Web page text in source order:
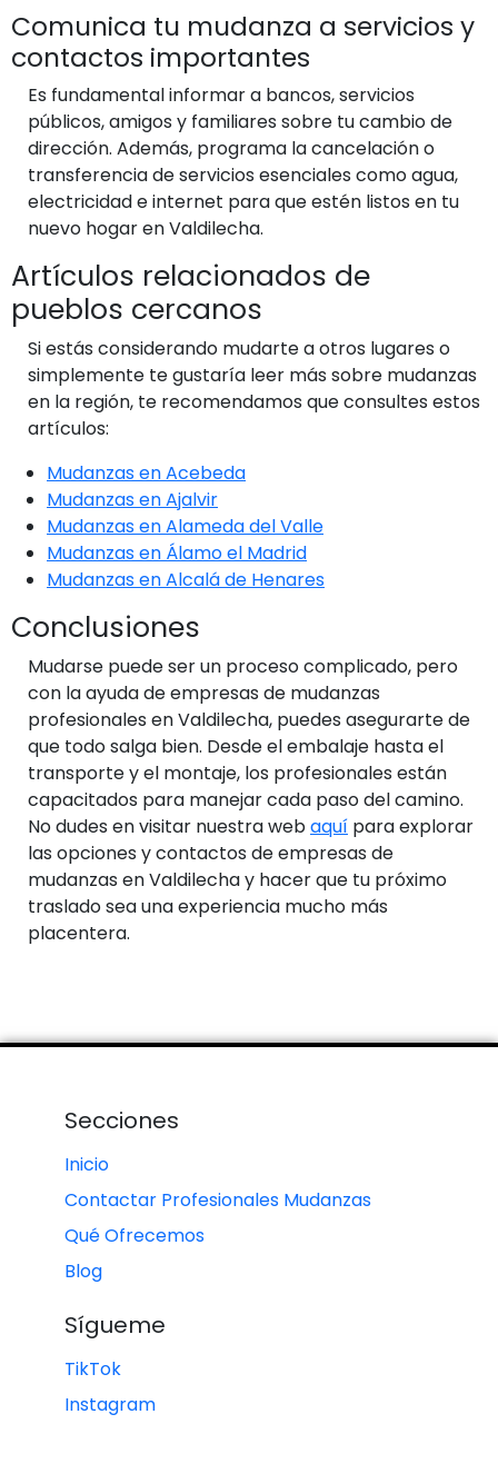
Comunica tu mudanza a servicios y
contactos importantes
Es fundamental informar a bancos, servicios
públicos, amigos y familiares sobre tu cambio de
dirección. Además, programa la cancelación o
transferencia de servicios esenciales como agua,
electricidad e internet para que estén listos en tu
nuevo hogar en Valdilecha.
Artículos relacionados de
pueblos cercanos
Si estás considerando mudarte a otros lugares o
simplemente te gustaría leer más sobre mudanzas
en la región, te recomendamos que consultes estos
artículos:
Mudanzas en Acebeda
Mudanzas en Ajalvir
Mudanzas en Alameda del Valle
Mudanzas en Álamo el Madrid
Mudanzas en Alcalá de Henares
Conclusiones
Mudarse puede ser un proceso complicado, pero
con la ayuda de empresas de mudanzas
profesionales en Valdilecha, puedes asegurarte de
que todo salga bien. Desde el embalaje hasta el
transporte y el montaje, los profesionales están
capacitados para manejar cada paso del camino.
No dudes en visitar nuestra webaquí para explorar
las opciones y contactos de empresas de
mudanzas en Valdilecha y hacer que tu próximo
traslado sea una experiencia mucho más
placentera.
Secciones
Inicio
Contactar Profesionales Mudanzas
Qué Ofrecemos
Blog
Sígueme
TikTok
Instagram